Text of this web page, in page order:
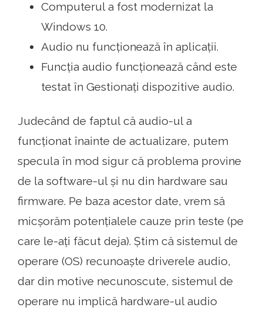
Computerul a fost modernizat la
Windows 10.
Audio nu funcționează în aplicații.
Funcția audio funcționează când este
testat în Gestionați dispozitive audio.
Judecând de faptul că audio-ul a
funcționat înainte de actualizare, putem
specula în mod sigur că problema provine
de la software-ul și nu din hardware sau
firmware. Pe baza acestor date, vrem să
micșorăm potențialele cauze prin teste (pe
care le-ați făcut deja). Știm că sistemul de
operare (OS) recunoaște driverele audio,
dar din motive necunoscute, sistemul de
operare nu implică hardware-ul audio